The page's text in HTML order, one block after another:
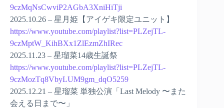
9czMqNsCwviP2AGbA3XniHiTji
2025.10.26 – 星月姫【アイゲキ限定ユニット】
https://www.youtube.com/playlist?list=PLZejTL-
9czMptW_KihBXx1ZlEzmZhIRec
2025.11.23 – 星瑠菜14歳生誕祭
https://www.youtube.com/playlist?list=PLZejTL-
9czMozTq8VbyLUM9gm_dqO5259
2025.12.21 – 星瑠菜 単独公演「Last Melody 〜また
会える日まで〜」